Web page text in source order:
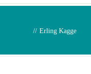
// Erling Kagge